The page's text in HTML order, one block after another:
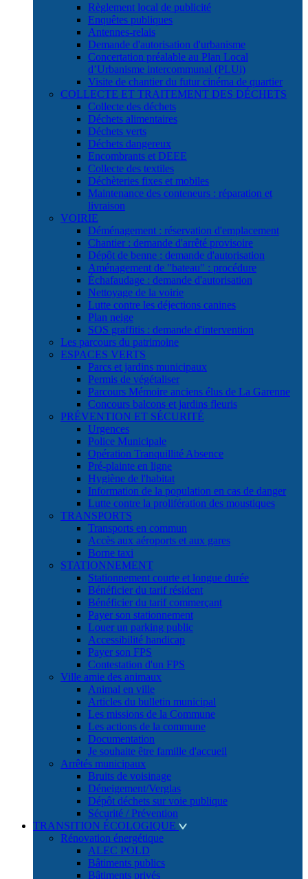
Règlement local de publicité
Enquêtes publiques
Antennes-relais
Demande d'autorisation d'urbanisme
Concertation préalable au Plan Local
d’Urbanisme intercommunal (PLUi)
Visite de chantier du futur cinéma de quartier
COLLECTE ET TRAITEMENT DES DÉCHETS
Collecte des déchets
Déchets alimentaires
Déchets verts
Déchets dangereux
Encombrants et DEEE
Collecte des textiles
Déchèteries fixes et mobiles
Maintenance des conteneurs : réparation et
livraison
VOIRIE
Déménagement : réservation d'emplacement
Chantier : demande d'arrêté provisoire
Dépôt de benne : demande d'autorisation
Aménagement de "bateau" : procédure
Échafaudage : demande d'autorisation
Nettoyage de la voirie
Lutte contre les déjections canines
Plan neige
SOS graffitis : demande d'intervention
Les parcours du patrimoine
ESPACES VERTS
Parcs et jardins municipaux
Permis de végétaliser
Parcours Mémoire anciens élus de La Garenne
Concours balcons et jardins fleuris
PRÉVENTION ET SÉCURITÉ
Urgences
Police Municipale
Opération Tranquillité Absence
Pré-plainte en ligne
Hygiène de l'habitat
Information de la population en cas de danger
Lutte contre la prolifération des moustiques
TRANSPORTS
Transports en commun
Accès aux aéroports et aux gares
Borne taxi
STATIONNEMENT
Stationnement courte et longue durée
Bénéficier du tarif résident
Bénéficier du tarif commerçant
Payer son stationnement
Louer un parking public
Accessibilité handicap
Payer son FPS
Contestation d'un FPS
Ville amie des animaux
Animal en ville
Articles du bulletin municipal
Les missions de la Commune
Les actions de la commune
Documentation
Je souhaite être famille d'accueil
Arrêtés municipaux
Bruits de voisinage
Déneigement/Verglas
Dépôt déchets sur voie publique
Sécurité / Prévention
TRANSITION ÉCOLOGIQUE
Rénovation énergétique
ALEC POLD
Bâtiments publics
Bâtiments privés